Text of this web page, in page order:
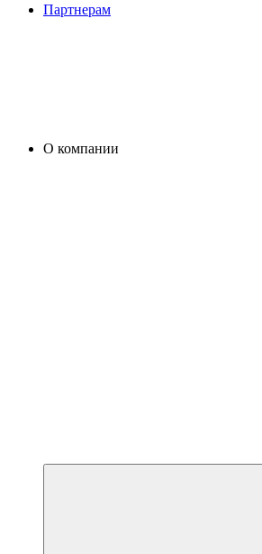
Партнерам
О компании